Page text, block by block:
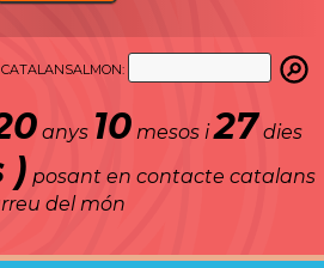
anys 10 mesos i27 dies
) posant en contacte catalans
del món